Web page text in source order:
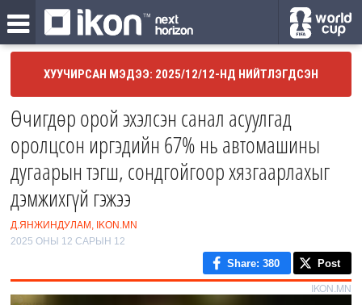
ХУУЧИРСАН МЭДЭЭ: 2025/12/12-НД НИЙТЛЭГДСЭН
Өчигдөр орой эхэлсэн санал асуулгад
оролцсон иргэдийн 67% нь автомашины
дугаарын тэгш, сондгойгоор хязгаарлахыг
дэмжихгүй гэжээ
Д.ЯНЖИНДУЛАМ, IKON.MN
2025 ОНЫ 12 САРЫН 12
Share: 380 Post
IKON.MN